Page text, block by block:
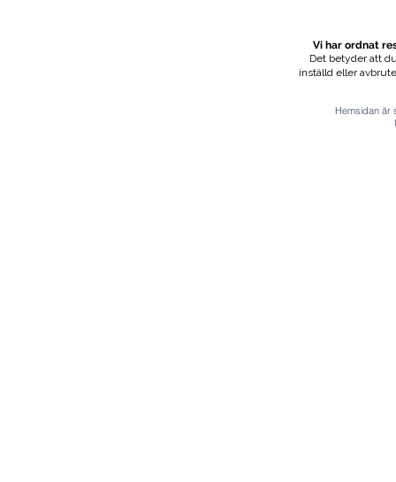
Vi har ordnat
Det betyder att
inställd eller
Hemsidan